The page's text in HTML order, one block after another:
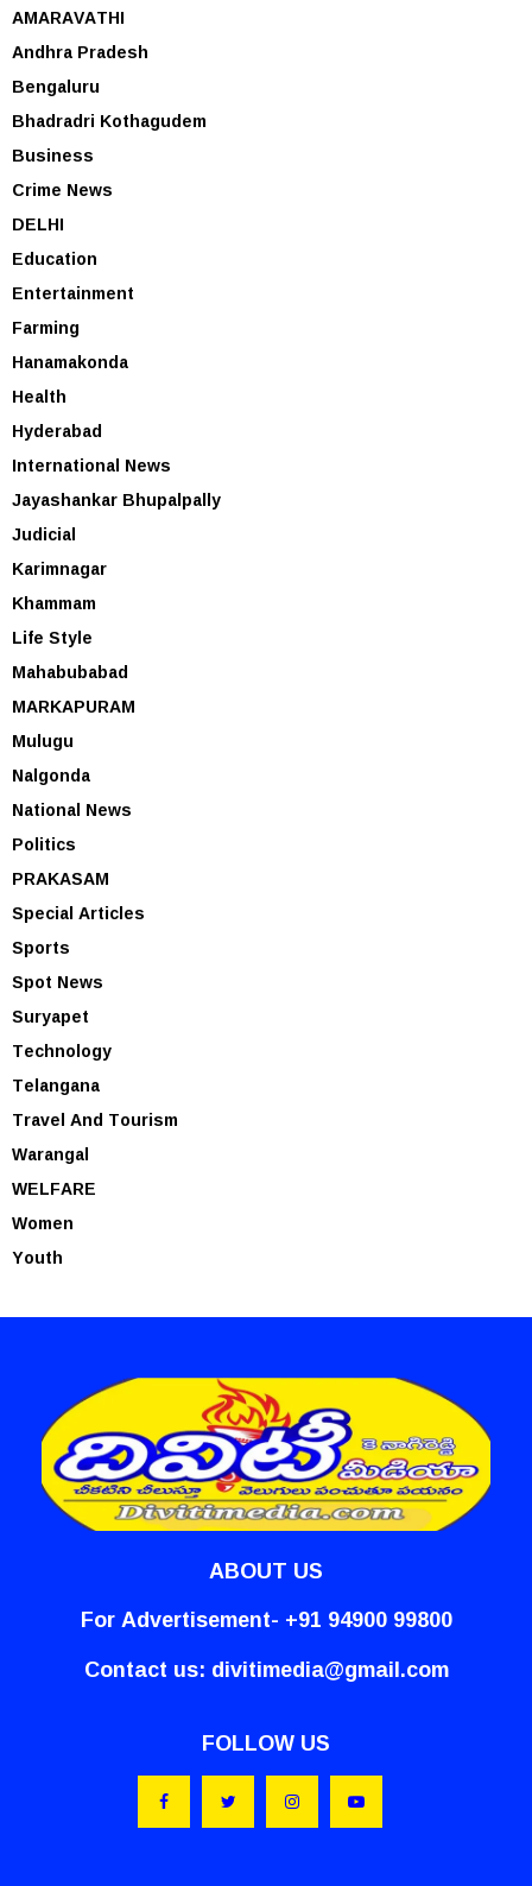
AMARAVATHI
Andhra Pradesh
Bengaluru
Bhadradri Kothagudem
Business
Crime News
DELHI
Education
Entertainment
Farming
Hanamakonda
Health
Hyderabad
International News
Jayashankar Bhupalpally
Judicial
Karimnagar
Khammam
Life Style
Mahabubabad
MARKAPURAM
Mulugu
Nalgonda
National News
Politics
PRAKASAM
Special Articles
Sports
Spot News
Suryapet
Technology
Telangana
Travel And Tourism
Warangal
WELFARE
Women
Youth
ABOUT US
For Advertisement- +91 94900 99800
Contact us: divitimedia@gmail.com
FOLLOW US